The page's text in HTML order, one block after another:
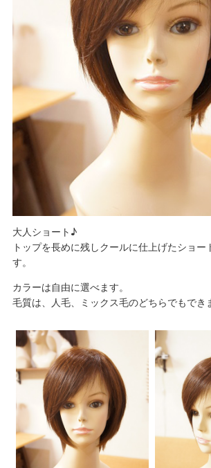
大人ショート♪
トップを長めに残しクールに仕上げたショー
す。
カラーは自由に選べます。
毛質は、人毛、ミックス毛のどちらでもでき